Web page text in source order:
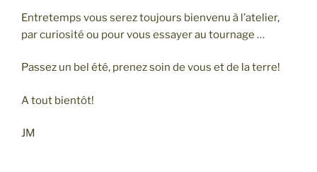
Entretemps vous serez toujours bienvenu à l’atelier,
par curiosité ou pour vous essayer au tournage …
Passez un bel été, prenez soin de vous et de la terre!
A tout bientôt!
JM